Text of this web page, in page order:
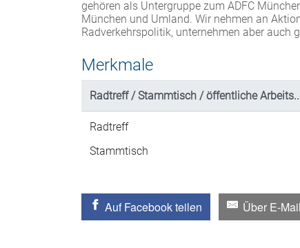
gehören als Untergruppe zum ADFC
München und Umland. Wir nehmen an
Radverkehrspolitik, unternehmen aber auch
Merkmale
Radtreff / Stammtisch / öffentliche
Radtreff
Stammtisch
Auf Facebook teilen Über E-